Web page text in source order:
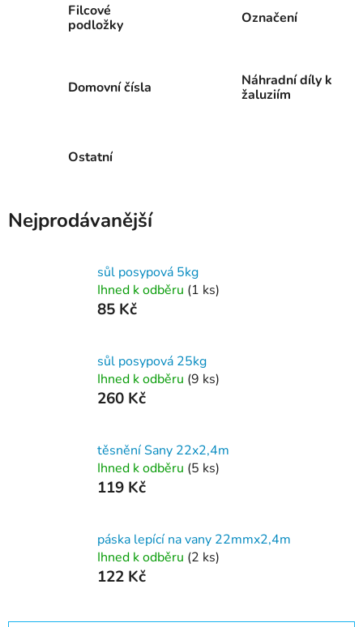
Filcové
podložky
Označení
Domovní čísla
Náhradní díly k
žaluziím
Ostatní
Nejprodávanější
sůl posypová 5kg
Ihned k odběru (1 ks)
85 Kč
sůl posypová 25kg
Ihned k odběru (9 ks)
260 Kč
těsnění Sany 22x2,4m
Ihned k odběru (5 ks)
119 Kč
páska lepící na vany 22mmx2,4m
Ihned k odběru (2 ks)
122 Kč